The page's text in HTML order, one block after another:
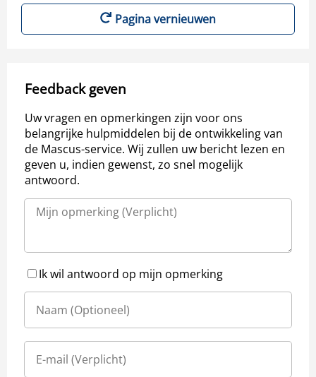
Pagina vernieuwen
Feedback geven
Uw vragen en opmerkingen zijn voor ons
belangrijke hulpmiddelen bij de ontwikkeling van
de Mascus-service. Wij zullen uw bericht lezen en
geven u, indien gewenst, zo snel mogelijk
antwoord.
Ik wil antwoord op mijn opmerking